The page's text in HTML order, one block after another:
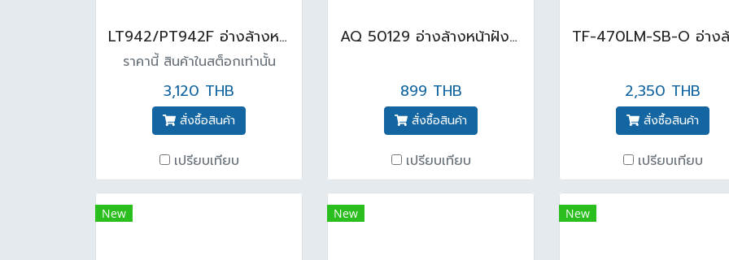
LT942/PT942F อ่างล้างหน้าแบบแขวนพร้อมขาตั้งพื้น สีขาว
ราคานี้ สินค้าในสต็อกเท่านั้น
3,120 THB
สั่งซื้อสินค้า
เปรียบเทียบ
AQ 50129 อ่างล้างหน้าฝังบนเคาน์เตอร์ สีขาว
899 THB
สั่งซื้อสินค้า
เปรียบเทียบ
2,350 THB
สั่งซื้อสินค้า
เปรียบเทียบ
New New New